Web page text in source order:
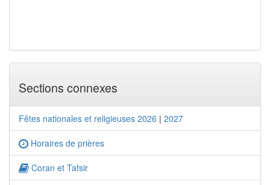
Sections connexes
Fêtes nationales et religieuses 2026 | 2027
Horaires de prières
Coran et Tafsir